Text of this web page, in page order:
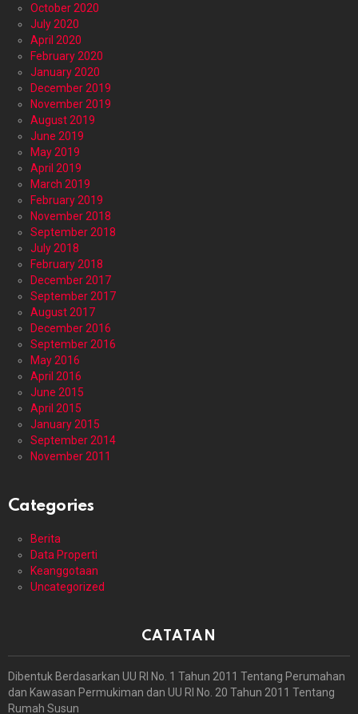
October 2020
July 2020
April 2020
February 2020
January 2020
December 2019
November 2019
August 2019
June 2019
May 2019
April 2019
March 2019
February 2019
November 2018
September 2018
July 2018
February 2018
December 2017
September 2017
August 2017
December 2016
September 2016
May 2016
April 2016
June 2015
April 2015
January 2015
September 2014
November 2011
Categories
Berita
Data Properti
Keanggotaan
Uncategorized
CATATAN
Dibentuk Berdasarkan UU RI No. 1 Tahun 2011 Tentang Perumahan
dan Kawasan Permukiman dan UU RI No. 20 Tahun 2011 Tentang
Rumah Susun